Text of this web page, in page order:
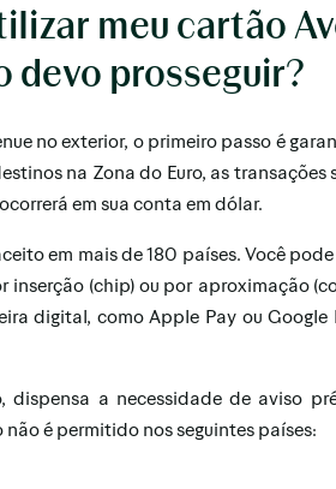
meu cartão
devo prosseguir?
no exterior, o primeiro passo é
na Zona do Euro, as transações
em sua conta em dólar.
em mais de 180 países. Você
inserção (chip) ou por aproximação
digital, como Apple Pay ou Google
dispensa a necessidade de aviso
é permitido nos seguintes países: